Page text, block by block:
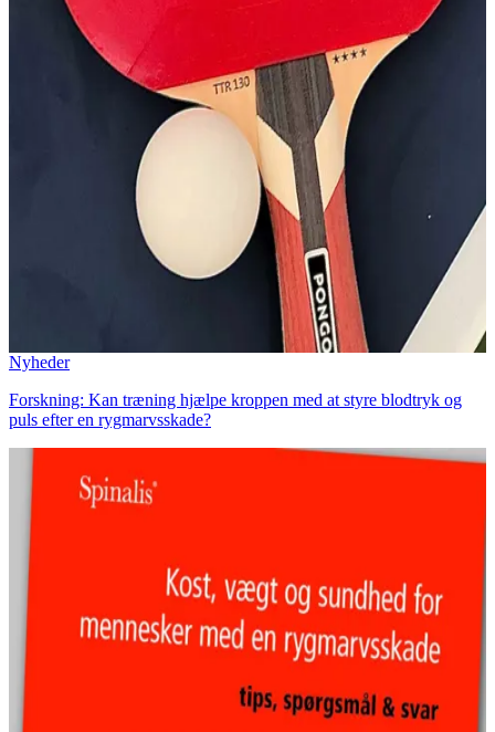
Nyheder
Forskning: Kan træning hjælpe kroppen med at styre blodtryk og
puls efter en rygmarvsskade?